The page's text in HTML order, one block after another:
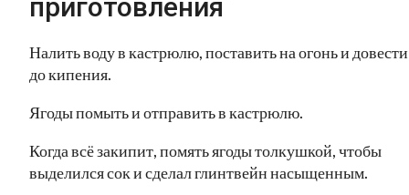
приготовления
Налить воду в кастрюлю, поставить на огонь и довести
до кипения.
Ягоды помыть и отправить в кастрюлю.
Когда всё закипит, помять ягоды толкушкой, чтобы
выделился сок и сделал глинтвейн насыщенным.